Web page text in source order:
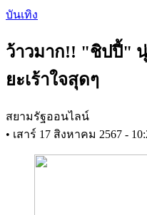
Skip
content
บันเทิง
ว้าวมาก!! "ชิปปี้"
ยะเร้าใจสุดๆ
สยามรัฐออนไลน์
• เสาร์ 17 สิงหาคม 2567 -